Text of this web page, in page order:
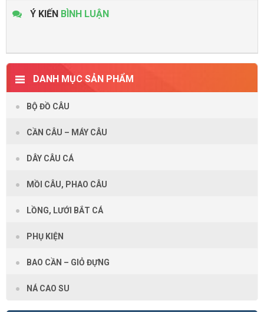
Ý KIẾN BÌNH LUẬN
DANH MỤC SẢN PHẨM
BỘ ĐỒ CÂU
CẦN CÂU – MÁY CÂU
DÂY CÂU CÁ
MỒI CÂU, PHAO CÂU
LỒNG, LƯỚI BẮT CÁ
PHỤ KIỆN
BAO CẦN – GIỎ ĐỰNG
NÁ CAO SU